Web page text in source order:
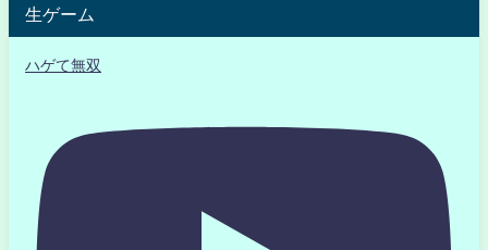
生ゲーム
ハゲて無双